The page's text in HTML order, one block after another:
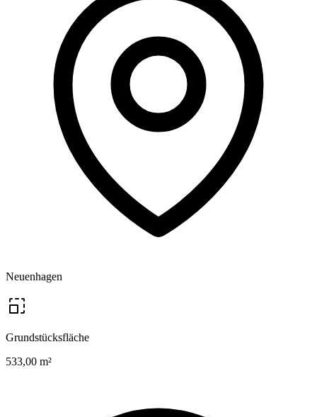
Neuenhagen
Grundstücksfläche
533,00 m²